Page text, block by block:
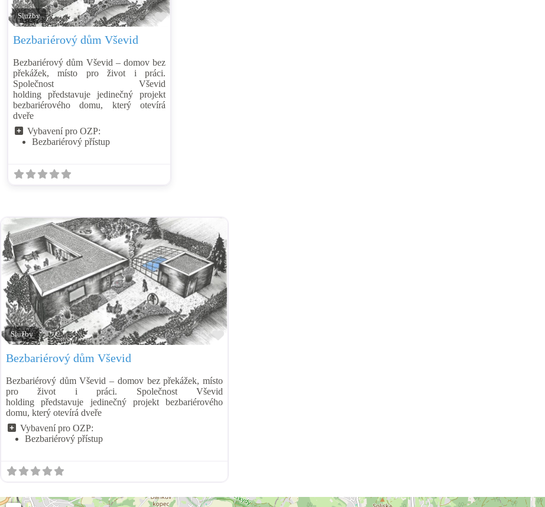
Služby
Přidat mezi oblíbené
Bezbariérový dům Vševid
Bezbariérový dům Vševid – domov bez
překážek, místo pro život i práci.
Společnost Vševid
holding představuje jedinečný projekt
bezbariérového domu, který otevírá
dveře
Vybavení pro OZP:
Bezbariérový přístup
Služby
Přidat mezi oblíbené
Bezbariérový dům Vševid
Bezbariérový dům Vševid – domov bez překážek, místo
pro život i práci. Společnost Vševid
holding představuje jedinečný projekt bezbariérového
domu, který otevírá dveře
Vybavení pro OZP:
Bezbariérový přístup